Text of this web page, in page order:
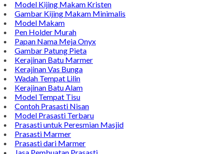
Model Kijing Makam Kristen
Gambar Kijing Makam Minimalis
Model Makam
Pen Holder Murah
Papan Nama Meja Onyx
Gambar Patung Pieta
Kerajinan Batu Marmer
Kerajinan Vas Bunga
Wadah Tempat Lilin
Kerajinan Batu Alam
Model Tempat Tisu
Contoh Prasasti Nisan
Model Prasasti Terbaru
Prasasti untuk Peresmian Masjid
Prasasti Marmer
Prasasti dari Marmer
Jasa Pembuatan Prasasti